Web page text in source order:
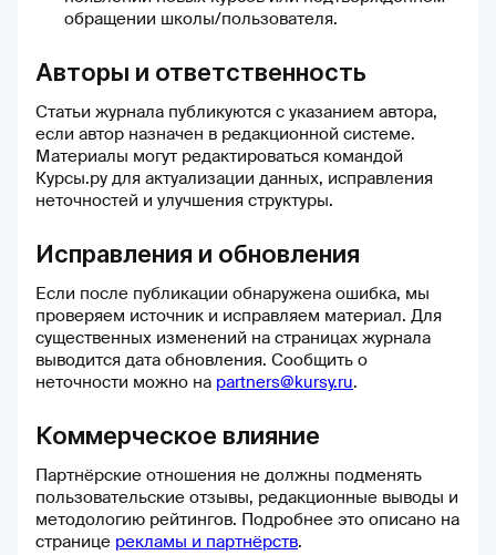
обращении школы/пользователя.
Авторы и ответственность
Статьи журнала публикуются с указанием автора,
если автор назначен в редакционной системе.
Материалы могут редактироваться командой
Курсы.ру для актуализации данных, исправления
неточностей и улучшения структуры.
Исправления и обновления
Если после публикации обнаружена ошибка, мы
проверяем источник и исправляем материал. Для
существенных изменений на страницах журнала
выводится дата обновления. Сообщить о
неточности можно на partners@kursy.ru.
Коммерческое влияние
Партнёрские отношения не должны подменять
пользовательские отзывы, редакционные выводы и
методологию рейтингов. Подробнее это описано на
странице рекламы и партнёрств.